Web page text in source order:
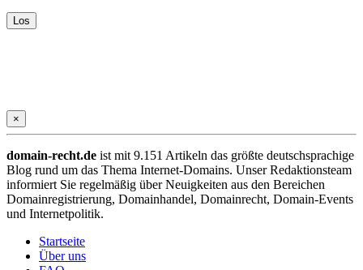
×
domain-recht.de ist mit 9.151 Artikeln das größte deutschsprachige
Blog rund um das Thema Internet-Domains. Unser Redaktionsteam
informiert Sie regelmäßig über Neuigkeiten aus den Bereichen
Domainregistrierung, Domainhandel, Domainrecht, Domain-Events
und Internetpolitik.
Startseite
Über uns